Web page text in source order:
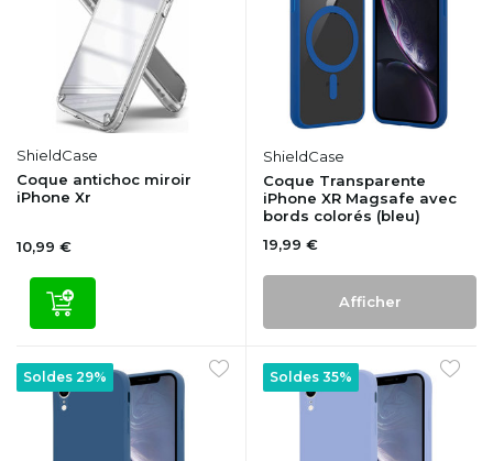
ShieldCase
Coque antichoc miroir
iPhone Xr
10,99 €
ShieldCase
Coque Transparente
iPhone XR Magsafe avec
bords colorés (bleu)
19,99 €
Afficher
Soldes 29% Soldes 35%